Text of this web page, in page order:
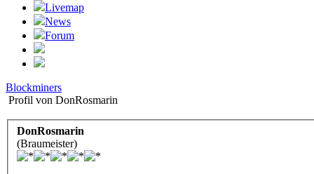
Livemap
News
Forum
Blockminers
Profil von DonRosmarin
DonRosmarin
(Braumeister)